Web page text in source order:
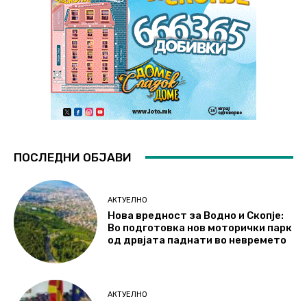
ПОСЛЕДНИ ОБЈАВИ
АКТУЕЛНО
Нова вредност за Водно и Скопје:
Во подготовка нов моторички парк
од дрвјата паднати во невремето
АКТУЕЛНО